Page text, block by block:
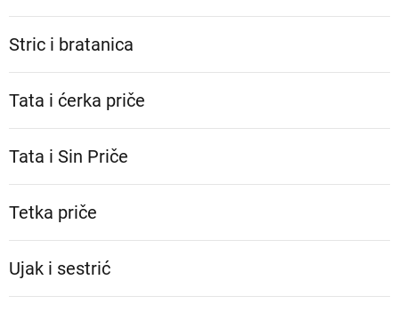
Stric i bratanica
Tata i ćerka priče
Tata i Sin Priče
Tetka priče
Ujak i sestrić